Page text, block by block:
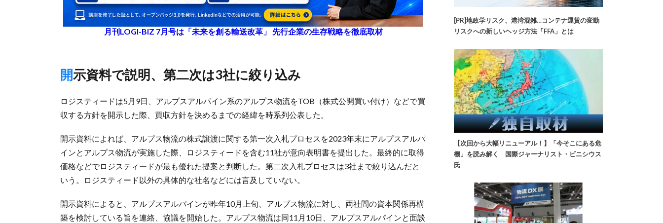
月刊LOGI-BIZ 7月号は「未来を創る輸送改革」 先行企業の生存戦略を徹底取材
開示資料で説明、第二次は3社に絞り込み
ロジスティードは5月9日、アルプスアルパイン系のアルプス物流をTOB（株式公開買い付け）などで買
収する方針を開示した際、買収方針を決めるまでの経緯を時系列公表した。
開示資料によれば、アルプス物流の株式譲渡に関する第一次入札プロセスを2023年末にアルプスアルパ
インとアルプス物流が実施した際、ロジスティードを含む11社が意向表明書を提出した。最終的に取得
価格などでロジスティードが最も優れた提案と判断した。第二次入札プロセスは3社まで絞り込んだと
いう。ロジスティード以外の具体的な社名などには言及していない。
開示資料によると、アルプスアルパインが昨年10月上旬、アルプス物流に対し、両社間の資本関係再構
築を検討している旨を連絡、協議を開始した。アルプス物流は同11月10日、アルプスアルパインと面談
[PR]地政学リスク、港湾混雑…コンテナ運賃の変動
リスクへの新しいヘッジ方法「FFA」とは
【次回から大幅リニューアル！】「今そこにある危
機」を読み解く 国際ジャーナリスト・ビニシウス
氏